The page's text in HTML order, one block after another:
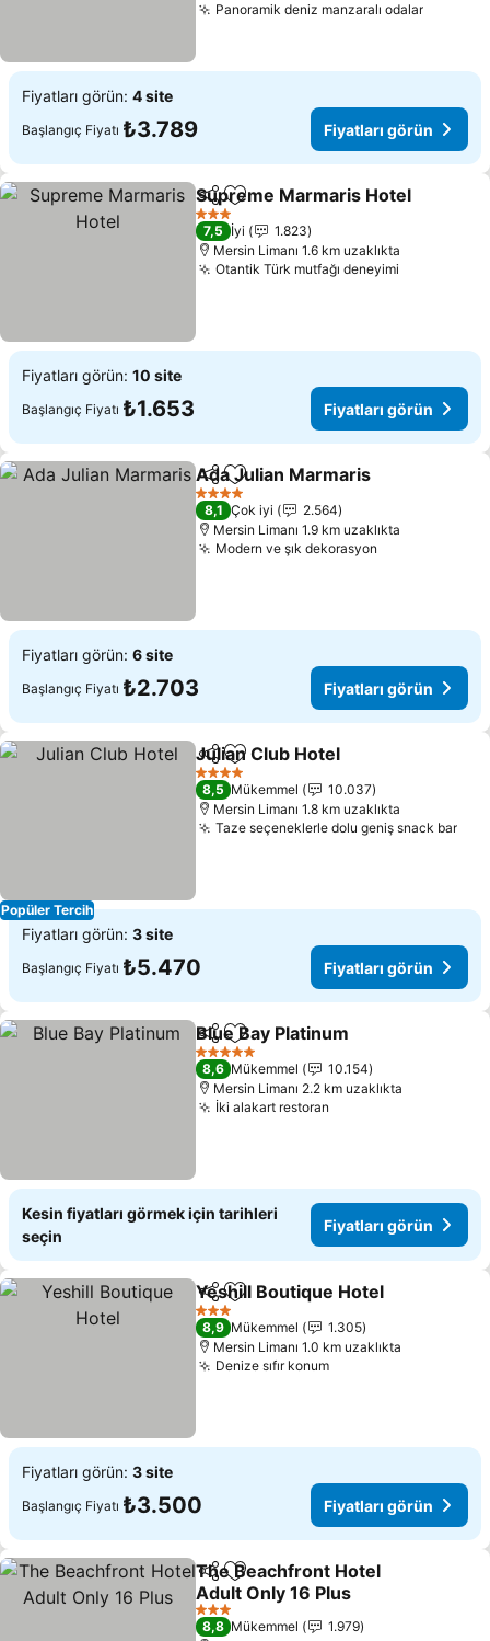
Panoramik deniz manzaralı odalar
Fiyatları görün: 4 site
Başlangıç Fiyatı ₺3.789 Fiyatları görün
PaylaşFavorilerime ekle
Supreme Marmaris Hotel
3 Yıldız
7,5 İyi
1.823
Mersin Limanı 1.6 km uzaklıkta
Otantik Türk mutfağı deneyimi
Fiyatları görün: 10 site
Başlangıç Fiyatı ₺1.653 Fiyatları görün
PaylaşFavorilerime ekle
Ada Julian Marmaris
4 Yıldız
8,1 Çok iyi
2.564
Mersin Limanı 1.9 km uzaklıkta
Modern ve şık dekorasyon
Fiyatları görün: 6 site
Başlangıç Fiyatı ₺2.703 Fiyatları görün
Popüler Tercih
PaylaşFavorilerime ekle
Julian Club Hotel
4 Yıldız
8,5 Mükemmel
10.037
Mersin Limanı 1.8 km uzaklıkta
Taze seçeneklerle dolu geniş snack bar
Fiyatları görün: 3 site
Başlangıç Fiyatı ₺5.470 Fiyatları görün
PaylaşFavorilerime ekle
Blue Bay Platinum
5 Yıldız
8,6 Mükemmel
10.154
Mersin Limanı 2.2 km uzaklıkta
İki alakart restoran
Kesin fiyatları görmek için tarihleri
seçin
Fiyatları görün
PaylaşFavorilerime ekle
Yeshill Boutique Hotel
3 Yıldız
8,9 Mükemmel
1.305
Mersin Limanı 1.0 km uzaklıkta
Denize sıfır konum
Fiyatları görün: 3 site
Başlangıç Fiyatı ₺3.500 Fiyatları görün
PaylaşFavorilerime ekle
The Beachfront Hotel
Adult Only 16 Plus
3 Yıldız
8,8 Mükemmel
1.979